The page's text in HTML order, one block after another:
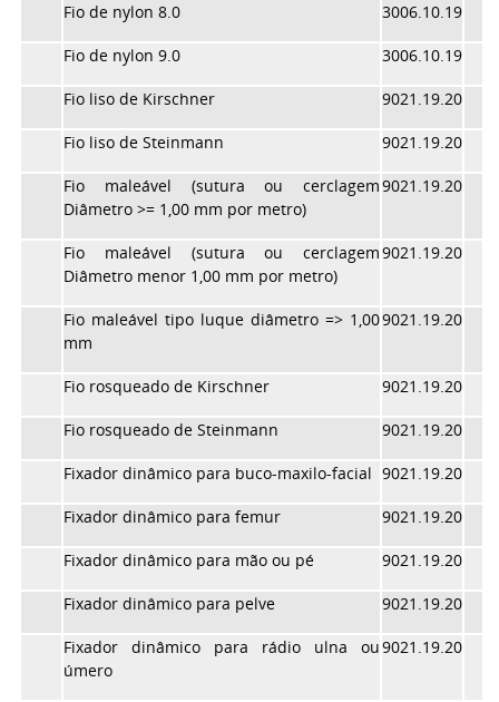
Fio de nylon 8.0 3006.10.19
Fio de nylon 9.0 3006.10.19
Fio liso de Kirschner 9021.19.20
Fio liso de Steinmann 9021.19.20
Fio maleável (sutura ou cerclagem
Diâmetro >= 1,00 mm por metro)
9021.19.20
Fio maleável (sutura ou cerclagem
Diâmetro menor 1,00 mm por metro)
9021.19.20
Fio maleável tipo luque diâmetro => 1,00
mm
9021.19.20
Fio rosqueado de Kirschner 9021.19.20
Fio rosqueado de Steinmann 9021.19.20
Fixador dinâmico para buco-maxilo-facial 9021.19.20
Fixador dinâmico para femur 9021.19.20
Fixador dinâmico para mão ou pé 9021.19.20
Fixador dinâmico para pelve 9021.19.20
Fixador dinâmico para rádio ulna ou
úmero
9021.19.20